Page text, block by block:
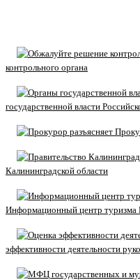
контрольного органа
государственной власти
Калининградской области
Информационный центр туризма
эффективности деятельности